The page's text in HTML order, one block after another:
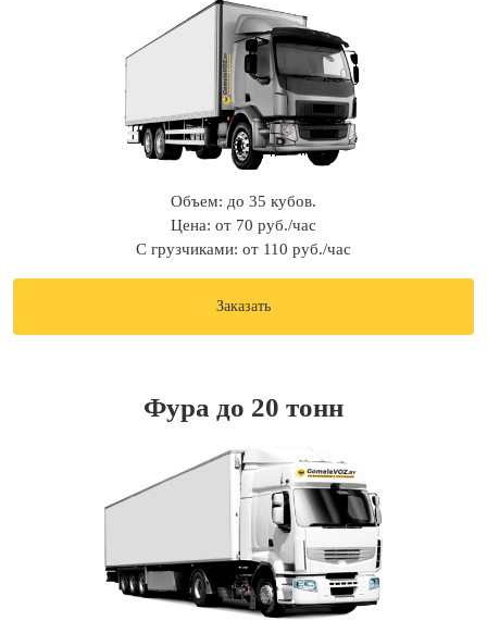
Объем: до 35 кубов.
Цена: от 70 руб./час
С грузчиками: от 110 руб./час
Заказать
Фура до 20 тонн